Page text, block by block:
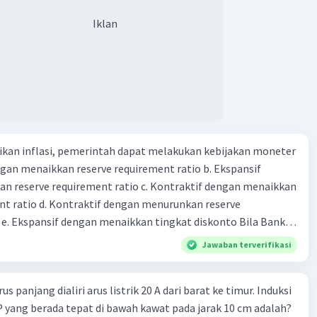
Iklan
inflasi, pemerintah dapat melakukan kebijakan moneter
menaikkan reserve requirement ratio b. Ekspansif
reserve requirement ratio c. Kontraktif dengan menaikkan
ratio d. Kontraktif dengan menurunkan reserve
dengan menaikkan tingkat diskonto Bila Bank
kebijakan moneter ekspansif, ceteris paribus maka .... a.
di mana bentuk kurva jumlah uang beredar (penawaran
(penawaran uang) naik dari kiri bawah ke kanan atas
di mana bentuk kurva jumlah uang beredar
Jawaban terverifikasi
panjang dialiri arus listrik 20 A dari barat ke timur. Induksi
berada tepat di bawah kawat pada jarak 10 cm adalah?